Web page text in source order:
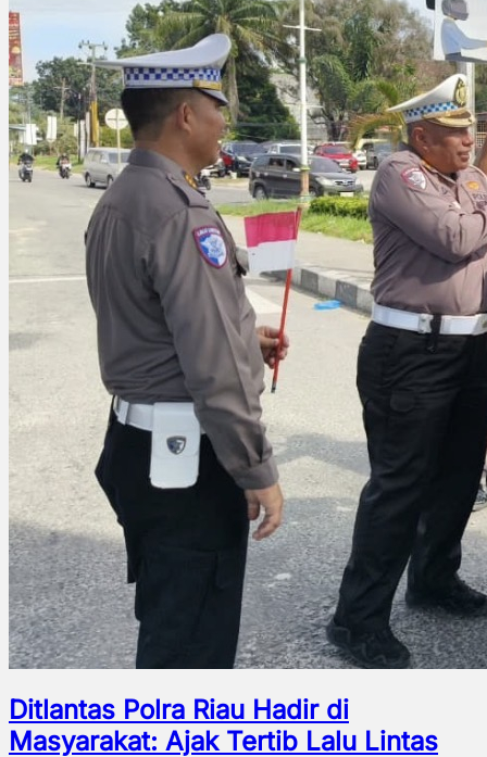
Ditlantas Polra Riau Hadir di
Masyarakat: Ajak Tertib Lalu Lintas